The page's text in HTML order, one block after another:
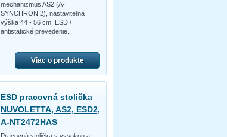
mechanizmus AS2 (A-
SYNCHRON 2), nastaviteľná
výška 44 - 56 cm. ESD /
antistatické prevedenie.
Viac o produkte
ESD pracovná stolička
NUVOLETTA, AS2, ESD2,
A-NT2472HAS